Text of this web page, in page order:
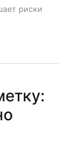
риски